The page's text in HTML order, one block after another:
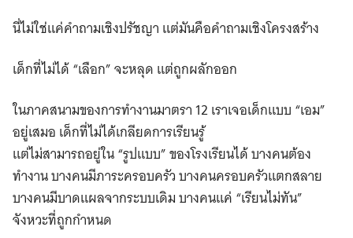
นี่ไม่ใช่แค่คำถามเชิงปรัชญา แต่มันคือคำถามเชิงโครงสร้าง
เด็กที่ไม่ได้ “เลือก” จะหลุด แต่ถูกผลักออก
ในภาคสนามของการทำงานมาตรา 12 เราเจอเด็กแบบ “เอม”
อยู่เสมอ เด็กที่ไม่ได้เกลียดการเรียนรู้
แต่ไม่สามารถอยู่ใน “รูปแบบ” ของโรงเรียนได้ บางคนต้อง
ทำงาน บางคนมีภาระครอบครัว บางคนครอบครัวแตกสลาย
บางคนมีบาดแผลจากระบบเดิม บางคนแค่ “เรียนไม่ทัน”
จังหวะที่ถูกกำหนด